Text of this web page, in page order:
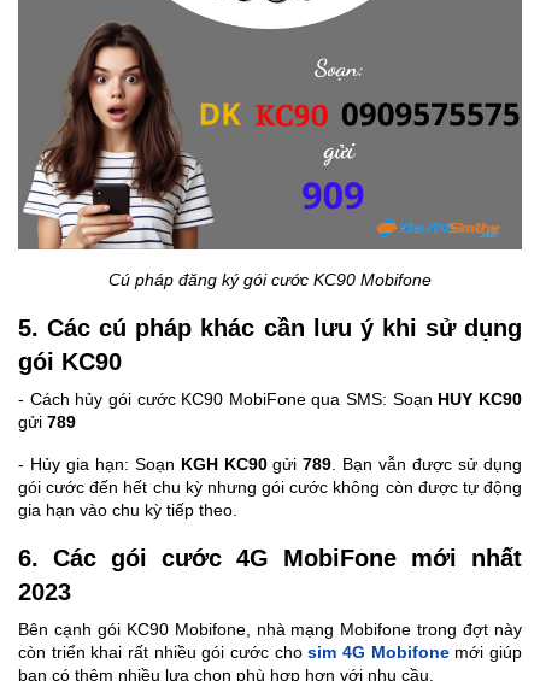
Cú pháp đăng ký gói cước KC90 Mobifone
5. Các cú pháp khác cần lưu ý khi sử dụng
gói KC90
- Cách hủy gói cước KC90 MobiFone qua SMS: Soạn HUY KC90
gửi 789
- Hủy gia hạn: Soạn KGH KC90gửi789. Bạn vẫn được sử dụng
gói cước đến hết chu kỳ nhưng gói cước không còn được tự động
gia hạn vào chu kỳ tiếp theo.
6. Các gói cước 4G MobiFone mới nhất
2023
Bên cạnh gói KC90 Mobifone, nhà mạng Mobifone trong đợt này
còn triển khai rất nhiều gói cước chosim 4G Mobifonemới giúp
bạn có thêm nhiều lựa chọn phù hợp hơn với nhu cầu.